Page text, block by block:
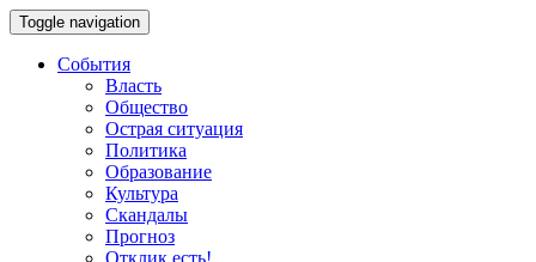
Toggle navigation
События
Власть
Общество
Острая ситуация
Политика
Образование
Культура
Скандалы
Прогноз
Отклик есть!